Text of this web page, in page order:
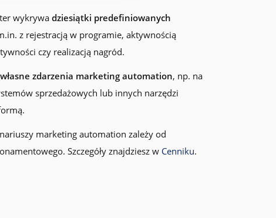
wykrywa dziesiątki predefiniowanych
z rejestracją w programie, aktywnością
czy realizacją nagród.
własne zdarzenia marketing automation, np. na
sprzedażowych lub innych narzędzi
marketing automation zależy od
Szczegóły znajdziesz w Cenniku.